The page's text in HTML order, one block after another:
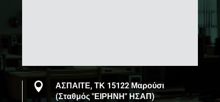

ΑΣΠΑΙΤΕ, ΤΚ 15122 Μαρούσι
(Σταθμός "ΕΙΡΗΝΗ" ΗΣΑΠ)